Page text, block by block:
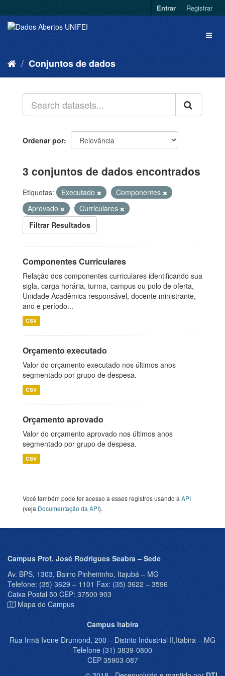
Entrar Registrar
Conjuntos de dados
Ordenar por
3 conjuntos de dados encontrados
Etiquetas: Executado
Componentes
Aprovado
Curriculares
Filtrar Resultados
Componentes Curriculares
Relação dos componentes curriculares identificando sua
sigla, carga horária, turma, campus ou polo de oferta,
Unidade Acadêmica responsável, docente ministrante,
ano e período...
CSV
Orçamento executado
Valor do orçamento executado nos últimos anos
segmentado por grupo de despesa.
CSV
Orçamento aprovado
Valor do orçamento aprovado nos últimos anos
segmentado por grupo de despesa.
CSV
Você também pode ter acesso a esses registros usando a API
(veja Documentação da API).
Campus Prof. José Rodrigues Seabra – Sede
Av. BPS, 1303, Bairro Pinheirinho, Itajubá – MG
Telefone: (35) 3629 – 1101 Fax: (35) 3622 – 3596
Caixa Postal 50 CEP: 37500 903
Mapa do Campus
Campus Itabira
Rua Irmã Ivone Drumond, 200 – Distrito Industrial II,Itabira – MG
Telefone (31) 3839-0800
CEP 35903-087